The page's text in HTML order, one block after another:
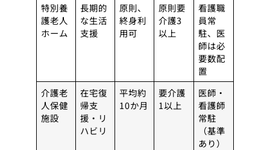
特別養
護老人
ホーム
長期的
な生活
支援
原則、
終身利
用可
原則要
介護3
以上
看護職
員常
駐、医
師は必
要数配
置
介護老
人保健
施設
在宅復
帰支
援・リ
ハビリ
平均約
10か月
要介護
1以上
医師・
看護師
常駐
（基準
あり）